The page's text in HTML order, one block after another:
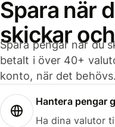
Spara när
skickar
Spara pengar när du
betalt i över 40+
konto, när det behövs.
Hantera pengar
Ha dina valutor